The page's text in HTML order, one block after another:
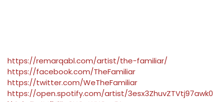
https://remarqabl.com/artist/the-familiar/
https://facebook.com/TheFamiliar
https://twitter.com/WeTheFamiliar
https://open.spotify.com/artist/3esx3ZhuvZTVtj97awk0